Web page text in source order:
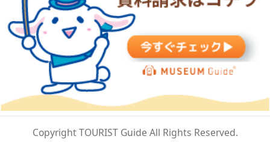
Copyright TOURIST Guide All Rights Reserved.